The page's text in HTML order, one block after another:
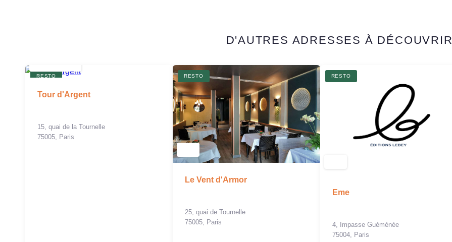
D'AUTRES ADRESSES À DÉCOUVRIR
RESTO
Tour d'Argent
15, quai de la Tournelle
75005, Paris
RESTO
Le Vent d'Armor
25, quai de Tournelle
75005, Paris
RESTO
Eme
4, Impasse Guéménée
75004, Paris